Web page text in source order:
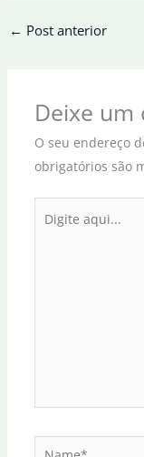
← Post anterior
Deixe um
O seu endereço
obrigatórios são
aqui...
Name*